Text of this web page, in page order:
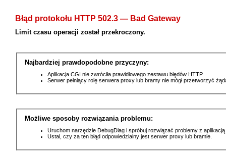
Błąd protokołu HTTP 502.3 — Bad Gateway
Limit czasu operacji został przekroczony.
Najbardziej prawdopodobne przyczyny:
Aplikacja CGI nie zwróciła prawidłowego zestawu błędów HTTP.
Serwer pełniący rolę serwera proxy lub bramy nie mógł przetworzyć
Możliwe sposoby rozwiązania problemu:
Uruchom narzędzie DebugDiag i spróbuj rozwiązać problemy z
Ustal, czy za ten błąd odpowiedzialny jest serwer proxy lub bramie.